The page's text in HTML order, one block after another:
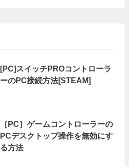
[PC]スイッチPROコントローラ
ーのPC接続方法[STEAM]
［PC］ゲームコントローラーの
PCデスクトップ操作を無効にす
る方法